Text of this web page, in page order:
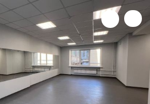
Зал для групповых и инд. занятий 60 кв.м. "МЭИ"